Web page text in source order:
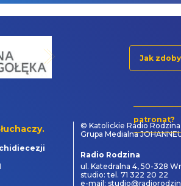
Jak
patronat?
© Katolickie Radio Rodzina
Grupa Medialna
Radio Rodzina
ul. Katedralna 4, 50-328
studio: tel. 71 322 20 22
e-mail: